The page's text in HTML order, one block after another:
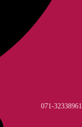
071-32338961